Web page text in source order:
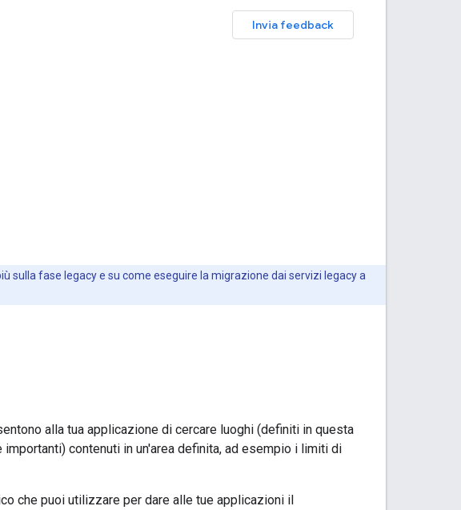
Invia feedback
sulla fase legacy e su come eseguire la migrazione dai servizi legacy a
alla tua applicazione di cercare luoghi (definiti in questa
contenuti in un'area definita, ad esempio i limiti di
che puoi utilizzare per dare alle tue applicazioni il